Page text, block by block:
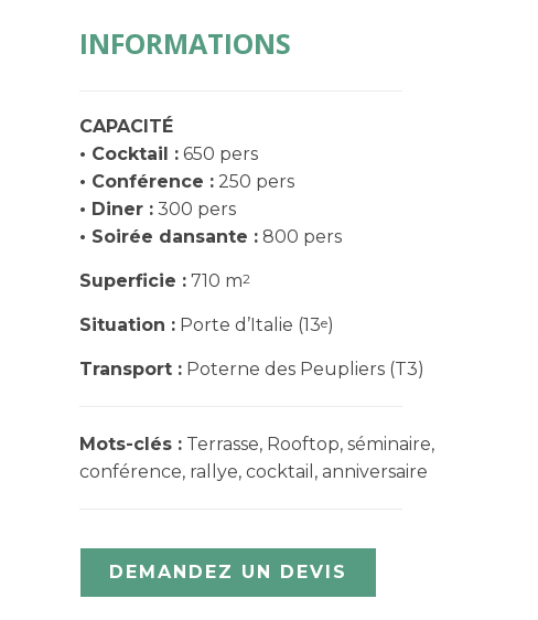
INFORMATIONS
CAPACITÉ
• Cocktail : 650 pers
• Conférence : 250 pers
• Diner : 300 pers
• Soirée dansante : 800 pers
Superficie : 710 m2
Situation : Porte d’Italie (13e)
Transport : Poterne des Peupliers (T3)
Mots-clés : Terrasse, Rooftop, séminaire,
conférence, rallye, cocktail, anniversaire
DEMANDEZ UN DEVIS